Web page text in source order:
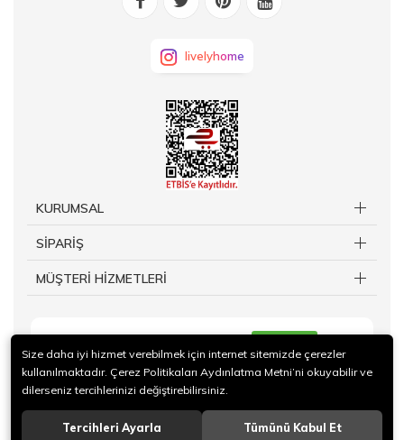
livelyhome
KURUMSAL
SİPARİŞ
MÜŞTERİ HİZMETLERİ
Size daha iyi hizmet verebilmek için internet sitemizde çerezler
kullanılmaktadır. Çerez Politikaları Aydınlatma Metni’ni okuyabilir ve
dilerseniz tercihlerinizi değiştirebilirsiniz.
Tercihleri Ayarla Tümünü Kabul Et